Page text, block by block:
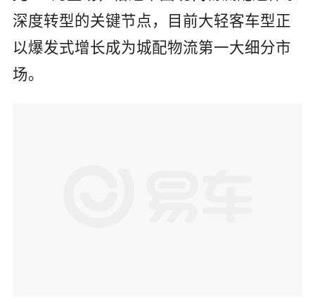
深度转型的关键节点，目前大轻客车型正
以爆发式增长成为城配物流第一大细分市
场。